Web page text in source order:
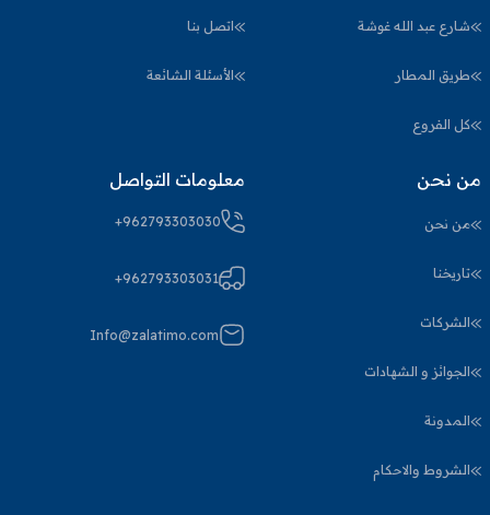
شارع عبد الله غوشة
طريق المطار
كل الفروع
اتصل بنا
الأسئلة الشائعة
من نحن
من نحن
تاريخنا
الشركات
الجوائز و الشهادات
المدونة
الشروط والاحكام
معلومات التواصل
+962793303030
+962793303031
Info@zalatimo.com